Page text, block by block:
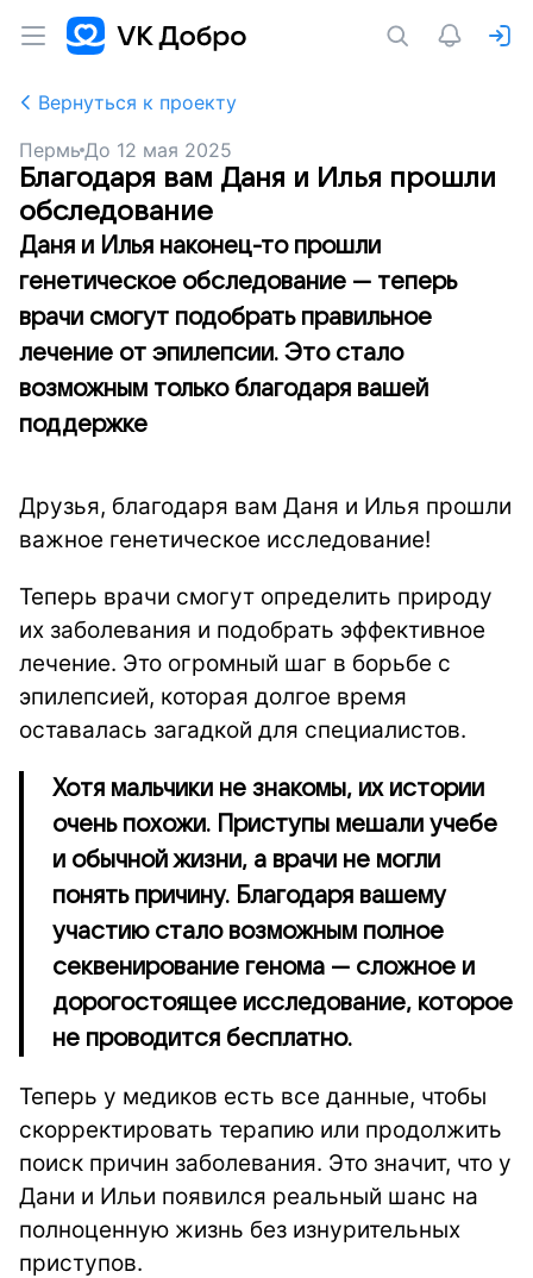
Вернуться к проекту
Пермь До 12 мая 2025
Благодаря вам Даня и Илья прошли
обследование
Даня и Илья наконец-то прошли
генетическое обследование — теперь
врачи смогут подобрать правильное
лечение от эпилепсии. Это стало
возможным только благодаря вашей
поддержке
Друзья, благодаря вам Даня и Илья прошли
важное генетическое исследование!
Теперь врачи смогут определить природу
их заболевания и подобрать эффективное
лечение. Это огромный шаг в борьбе с
эпилепсией, которая долгое время
оставалась загадкой для специалистов.
Хотя мальчики не знакомы, их истории
очень похожи. Приступы мешали учебе
и обычной жизни, а врачи не могли
понять причину. Благодаря вашему
участию стало возможным полное
секвенирование генома — сложное и
дорогостоящее исследование, которое
не проводится бесплатно.
Теперь у медиков есть все данные, чтобы
скорректировать терапию или продолжить
поиск причин заболевания. Это значит, что у
Дани и Ильи появился реальный шанс на
полноценную жизнь без изнурительных
приступов.